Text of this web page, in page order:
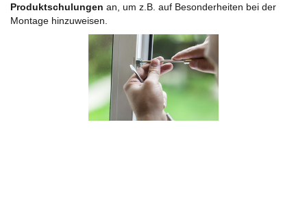
Produktschulungen an, um z.B. auf Besonderheiten bei der
Montage hinzuweisen.